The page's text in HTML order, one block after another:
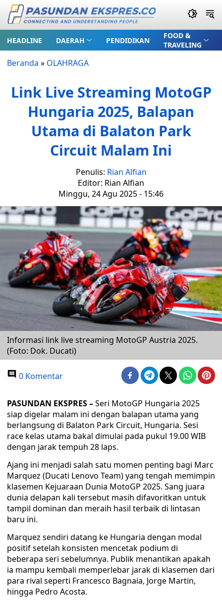
HEADLINE DAERAH PENDIDIKAN
FOOD &
TRAVELING
Beranda » OLAHRAGA
Link Live Streaming MotoGP
Hungaria 2025, Balapan
Utama di Balaton Park
Circuit Malam Ini
Penulis: Rian Alfian
Editor: Rian Alfian
Minggu, 24 Agu 2025 - 15:46
Informasi link live streaming MotoGP Austria 2025.
(Foto: Dok. Ducati)
0 Komentar
PASUNDAN EKSPRES –Seri MotoGP Hungaria 2025
siap digelar malam ini dengan balapan utama yang
berlangsung di Balaton Park Circuit, Hungaria. Sesi
race kelas utama bakal dimulai pada pukul 19.00 WIB
dengan jarak tempuh 28 laps.
Ajang ini menjadi salah satu momen penting bagi Marc
Marquez (Ducati Lenovo Team) yang tengah memimpin
klasemen Kejuaraan Dunia MotoGP 2025. Sang juara
dunia delapan kali tersebut masih difavoritkan untuk
tampil dominan dan meraih hasil terbaik di lintasan
baru ini.
Marquez sendiri datang ke Hungaria dengan modal
positif setelah konsisten mencetak podium di
beberapa seri sebelumnya. Publik menantikan apakah
ia mampu kembali memperlebar jarak di klasemen dari
para rival seperti Francesco Bagnaia, Jorge Martin,
hingga Pedro Acosta.